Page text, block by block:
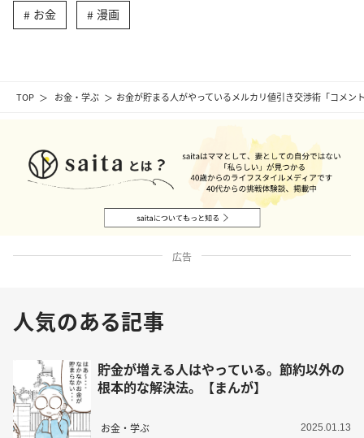
TOP お金・学ぶ お金が貯まる人がやっているメルカリ値引き交渉術「コメン
お金 漫画
広告
人気のある記事
貯金が増える人はやっている。節約以外の
根本的な解決法。【まんが】
お金・学ぶ 2025.01.13